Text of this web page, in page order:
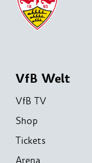
VfB Welt
VfB TV
Shop
Tickets
Arena